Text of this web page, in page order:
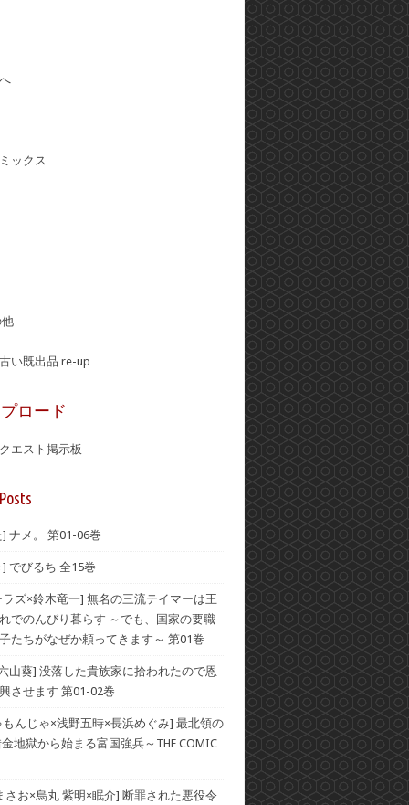
ックス
い既出品 re-up
ロード
エスト掲示板
ナメ。 第01-06巻
でびるち 全15巻
ズ×鈴木竜一] 無名の三流テイマーは王
でのんびり暮らす ～でも、国家の要職
たちがなぜか頼ってきます～ 第01巻
山葵] 没落した貴族家に拾われたので恩
させます 第01-02巻
んじゃ×浅野五時×長浜めぐみ] 最北領の
地獄から始まる富国強兵～THE COMIC
さお×烏丸 紫明×眠介] 断罪された悪役令